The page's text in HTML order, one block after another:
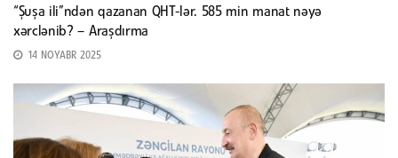
“Şuşa ili”ndən qazanan QHT-lər. 585 min manat nəyə
xərclənib? – Araşdırma
14 NOYABR 2025